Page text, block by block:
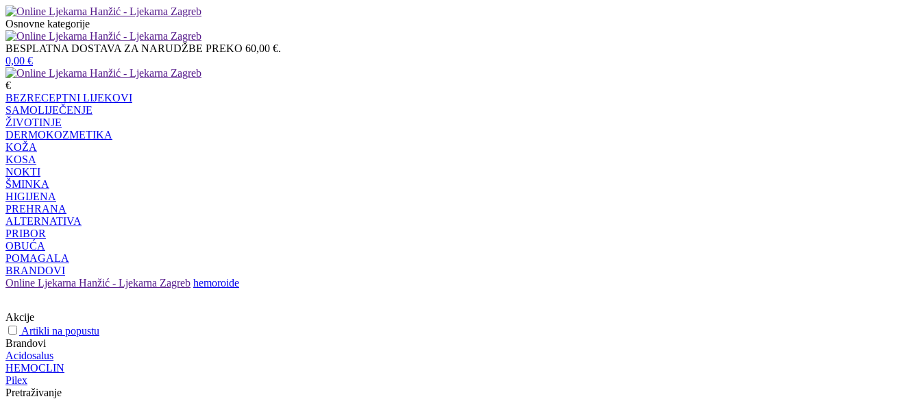
Osnovne kategorije
BESPLATNA DOSTAVA ZA NARUDŽBE PREKO 60,00 €.
0,00 €
€
BEZRECEPTNI LIJEKOVI
SAMOLIJEČENJE
ŽIVOTINJE
DERMOKOZMETIKA
KOŽA
KOSA
NOKTI
ŠMINKA
HIGIJENA
PREHRANA
ALTERNATIVA
PRIBOR
OBUĆA
POMAGALA
BRANDOVI
Online Ljekarna Hanžić - Ljekarna Zagreb hemoroide
Akcije
Artikli na popustu
Brandovi
Acidosalus
HEMOCLIN
Pilex
Pretraživanje